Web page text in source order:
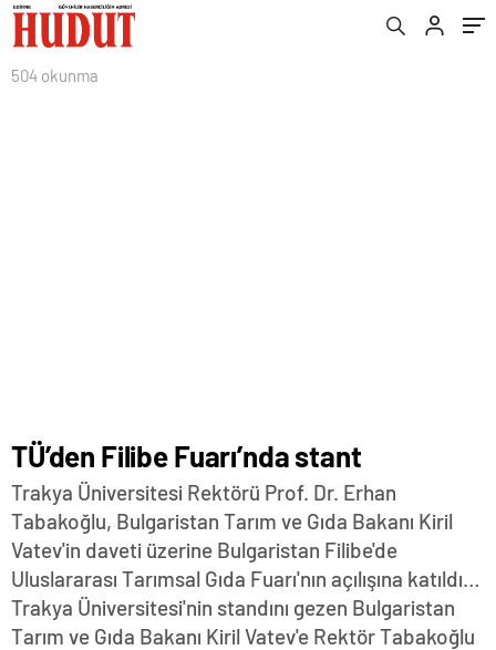
504 okunma
TÜ’den Filibe Fuarı’nda stant
Trakya Üniversitesi Rektörü Prof. Dr. Erhan
Tabakoğlu, Bulgaristan Tarım ve Gıda Bakanı Kiril
Vatev'in daveti üzerine Bulgaristan Filibe'de
Uluslararası Tarımsal Gıda Fuarı'nın açılışına katıldı…
Trakya Üniversitesi'nin standını gezen Bulgaristan
Tarım ve Gıda Bakanı Kiril Vatev'e Rektör Tabakoğlu